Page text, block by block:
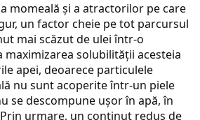
momeală și a atractorilor pe care
un factor cheie pe tot parcursul
mai scăzut de ulei într-o
maximizarea solubilității acesteia
apei, deoarece particulele
nu sunt acoperite într-un piele
se descompune ușor în apă, în
urmare, un conținut redus de